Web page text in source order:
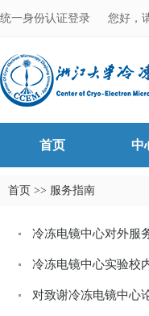
统一身份认证登录 您好，
首页 中
首页 >> 服务指南
冷冻电镜中心对外服
冷冻电镜中心实验校
对致谢冷冻电镜中心